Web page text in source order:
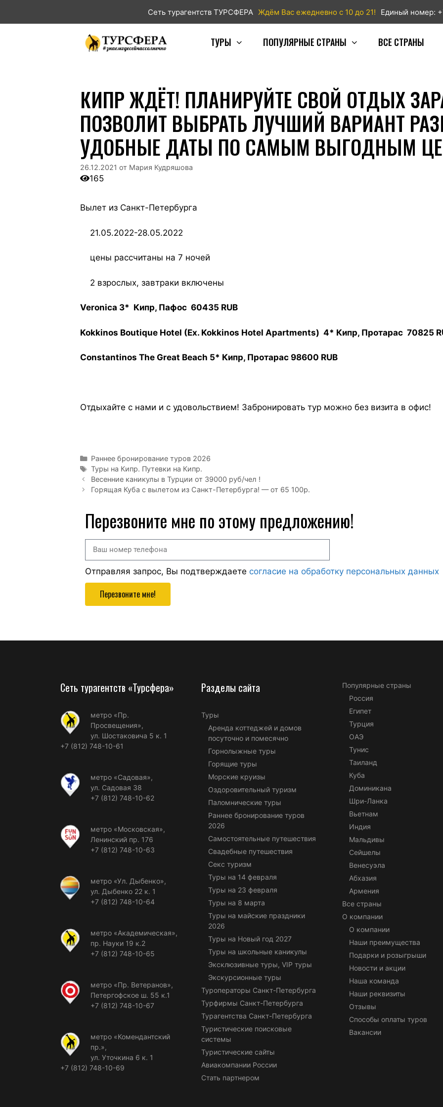
Сеть турагентств ТУРСФЕРА Ждём Вас ежедневно с 10 до 21! Единый номер:
ТУРЫ ПОПУЛЯРНЫЕ СТРАНЫ ВСЕ СТРАНЫ
КИПР ЖДЁТ! ПЛАНИРУЙТЕ СВОЙ ОТДЫХ
ПОЗВОЛИТ ВЫБРАТЬ ЛУЧШИЙ ВАРИАНТ
УДОБНЫЕ ДАТЫ ПО САМЫМ ВЫГОДНЫМ
26.12.2021 от Мария Кудряшова
165
Вылет из Санкт-Петербурга
21.05.2022-28.05.2022
цены рассчитаны на 7 ночей
2 взрослых, завтраки включены
Veronica 3* Кипр, Пафос 60435 RUB
Kokkinos Boutique Hotel (Ex. Kokkinos Hotel Apartments) 4* Кипр, Протарас 70825
Constantinos The Great Beach 5* Кипр, Протарас 98600 RUB
Отдыхайте с нами и с удовольствием! Забронировать тур можно без визита в офис!
Раннее бронирование туров 2026
Туры на Кипр. Путевки на Кипр.
Весенние каникулы в Турции от 39000 руб/чел !
Горящая Куба с вылетом из Санкт-Петербурга! — от 65 100р.
Перезвоните мне по этому предложению!
Отправляя запрос, Вы подтверждаете согласие на обработку персональных данных
Перезвоните мне!
Сеть турагентств «Турсфера»
метро «Пр.
Просвещения»,
ул. Шостаковича 5 к. 1
+7 (812) 748-10-61
метро «Садовая»,
ул. Садовая 38
+7 (812) 748-10-62
метро «Московская»,
Ленинский пр. 176
+7 (812) 748-10-63
метро «Ул. Дыбенко»,
ул. Дыбенко 22 к. 1
+7 (812) 748-10-64
метро «Академическая»,
пр. Науки 19 к.2
+7 (812) 748-10-65
метро «Пр. Ветеранов»,
Петергофское ш. 55 к.1
+7 (812) 748-10-67
метро «Комендантский
пр.»,
ул. Уточкина 6 к. 1
+7 (812) 748-10-69
Разделы сайта
Туры
Аренда коттеджей и домов
посуточно и помесячно
Горнолыжные туры
Горящие туры
Морские круизы
Оздоровительный туризм
Паломнические туры
Раннее бронирование туров
2026
Самостоятельные путешествия
Свадебные путешествия
Секс туризм
Туры на 14 февраля
Туры на 23 февраля
Туры на 8 марта
Туры на майские праздники
2026
Туры на Новый год 2027
Туры на школьные каникулы
Эксклюзивные туры, VIP туры
Экскурсионные туры
Туроператоры Санкт-Петербурга
Турфирмы Санкт-Петербурга
Турагентства Санкт-Петербурга
Туристические поисковые
системы
Туристические сайты
Авиакомпании России
Стать партнером
Популярные страны
Россия
Египет
Турция
ОАЭ
Тунис
Таиланд
Куба
Доминикана
Шри-Ланка
Вьетнам
Индия
Мальдивы
Сейшелы
Венесуэла
Абхазия
Армения
Все страны
О компании
О компании
Наши преимущества
Подарки и розыгрыши
Новости и акции
Наша команда
Наши реквизиты
Отзывы
Способы оплаты туров
Вакансии